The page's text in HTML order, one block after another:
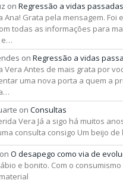
on Regressão a vidas passadas
Ana! Grata pela mensagem. Foi
todas as informações para
e…
on Regressão a vidas
Vera Antes de mais grata por
uma nova porta a quem a
on Consultas
Vera Já a sigo há muitos
consulta consigo Um beijo de
on O desapego como via de
e bonito. Com o